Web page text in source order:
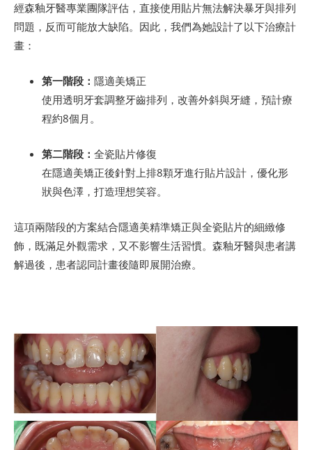
經森釉牙醫專業團隊評估，直接使用貼片無法解決暴牙與排列
問題，反而可能放大缺陷。因此，我們為她設計了以下治療計
畫：
第一階段： 隱適美矯正
使用透明牙套調整牙齒排列，改善外斜與牙縫，預計療
程約8個月。
第二階段： 全瓷貼片修復
在隱適美矯正後針對上排8顆牙進行貼片設計，優化形
狀與色澤，打造理想笑容。
這項兩階段的方案結合隱適美精準矯正與全瓷貼片的細緻修
飾，既滿足外觀需求，又不影響生活習慣。森釉牙醫與患者講
解過後，患者認同計畫後隨即展開治療。